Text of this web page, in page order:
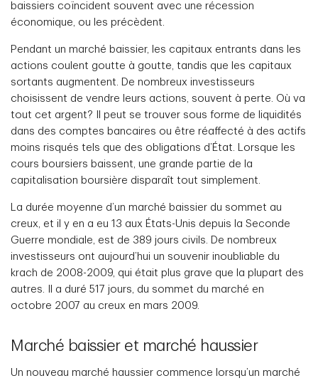
baissiers coïncident souvent avec une récession
économique, ou les précèdent.
Pendant un marché baissier, les capitaux entrants dans les
actions coulent goutte à goutte, tandis que les capitaux
sortants augmentent. De nombreux investisseurs
choisissent de vendre leurs actions, souvent à perte. Où va
tout cet argent? Il peut se trouver sous forme de liquidités
dans des comptes bancaires ou être réaffecté à des actifs
moins risqués tels que des obligations d’État. Lorsque les
cours boursiers baissent, une grande partie de la
capitalisation boursière disparaît tout simplement.
La durée moyenne d’un marché baissier du sommet au
creux, et il y en a eu 13 aux États-Unis depuis la Seconde
Guerre mondiale, est de 389 jours civils. De nombreux
investisseurs ont aujourd’hui un souvenir inoubliable du
krach de 2008-2009, qui était plus grave que la plupart des
autres. Il a duré 517 jours, du sommet du marché en
octobre 2007 au creux en mars 2009.
Marché baissier et marché haussier
Un nouveau marché haussier commence lorsqu’un marché